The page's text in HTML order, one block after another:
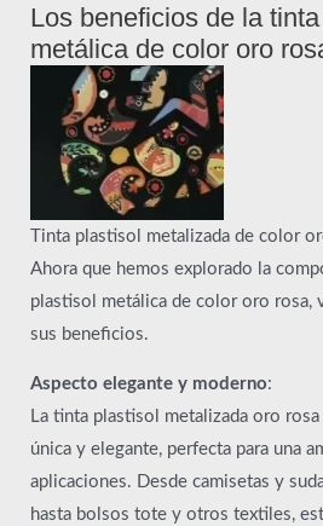
Los beneficios de la
metálica de color oro
Tinta plastisol metalizada de color
Ahora que hemos explorado la
plastisol metálica de color oro rosa,
sus beneficios.
Aspecto elegante y moderno:
La tinta plastisol metalizada oro
única y elegante, perfecta para una
aplicaciones. Desde camisetas y
hasta bolsos tote y otros textiles,